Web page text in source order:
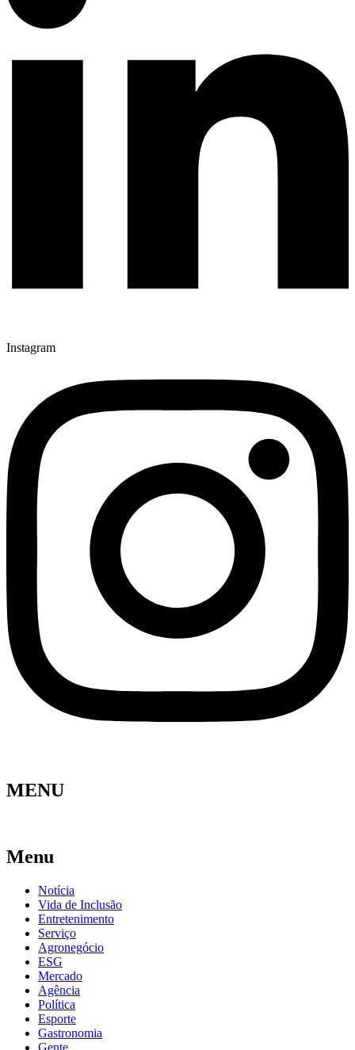
Instagram
MENU
Menu
Notícia
Vida de Inclusão
Entretenimento
Serviço
Agronegócio
ESG
Mercado
Agência
Política
Esporte
Gastronomia